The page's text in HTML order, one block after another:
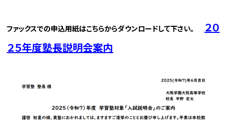
ファックスでの申込用紙はこちらからダウンロードして下さい。
２０
２５年度塾長説明会案内